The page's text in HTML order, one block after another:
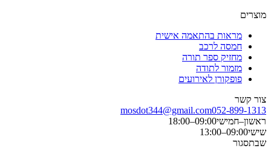
מוצרים
מראות בהתאמה אישית
חמסה לרכב
מחזיק ספר תורה
מזמור לתודה
פופקורן לאירועים
צור קשר
052-899-1313
mosdot344@gmail.com
ראשון–חמישי09:00–18:00
שישי09:00–13:00
שבתסגור